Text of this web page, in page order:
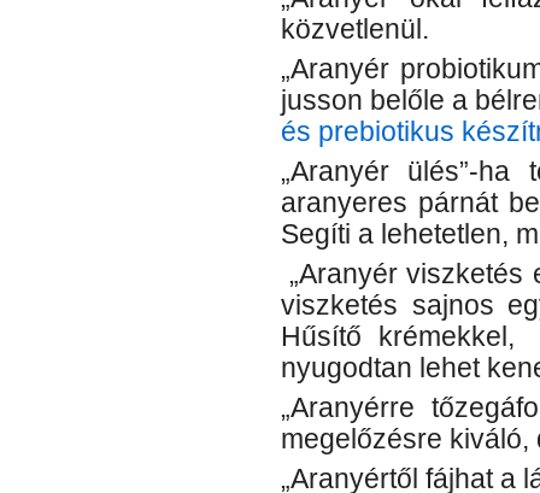
közvetlenül.
„Aranyér
jusson belőle a
és prebiotikus
„Aranyér ülés”-
aranyeres párnát
Segíti a lehetetlen,
„Aranyér viszketés
viszketés sajnos
Hűsítő krémekkel,
nyugodtan lehet
„Aranyérre
megelőzésre
„Aranyértől fájhat a